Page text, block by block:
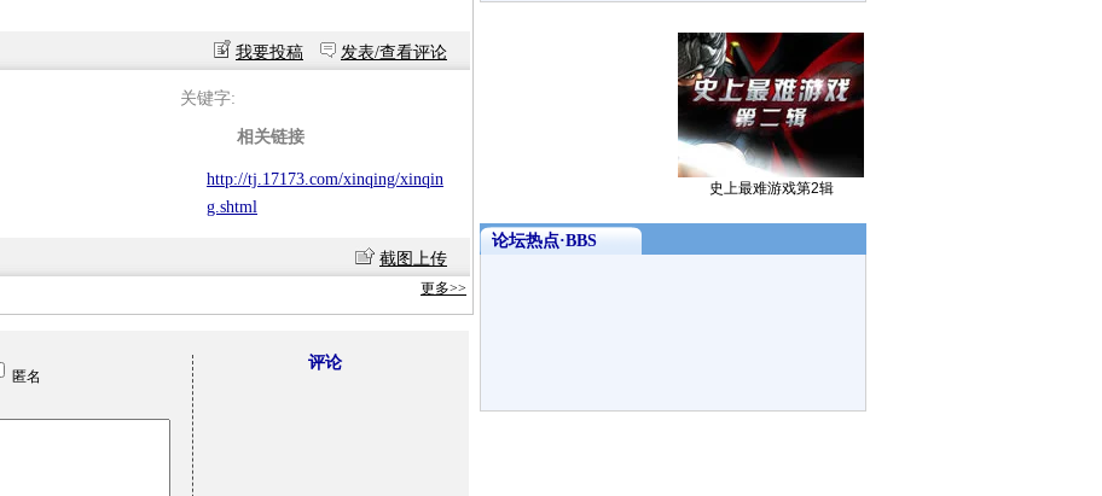
我要投稿 发表/查看评论
关键字:
相关链接
http://tj.17173.com/xinqing/xinqin
g.shtml
截图上传
更多>>
匿名
评论
史上最难游戏第2辑
论坛热点·BBS